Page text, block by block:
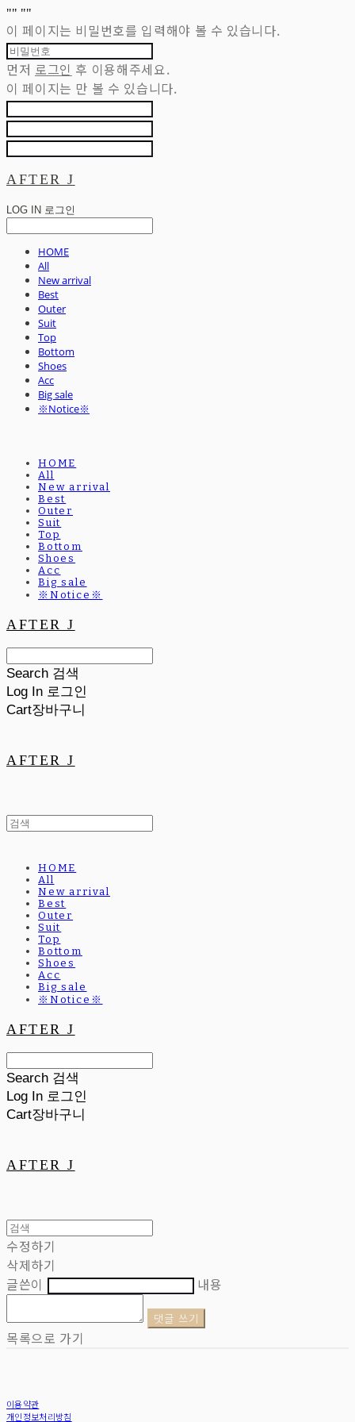
"" ""
이 페이지는 비밀번호를 입력해야 볼 수 있습니다.
먼저 로그인 후 이용해주세요.
이 페이지는 만 볼 수 있습니다.
AFTER J
LOG IN 로그인
HOME
All
New arrival
Best
Outer
Suit
Top
Bottom
Shoes
Acc
Big sale
※Notice※
HOME
All
New arrival
Best
Outer
Suit
Top
Bottom
Shoes
Acc
Big sale
※Notice※
AFTER J
Search 검색
Log In 로그인
Cart장바구니
AFTER J
HOME
All
New arrival
Best
Outer
Suit
Top
Bottom
Shoes
Acc
Big sale
※Notice※
AFTER J
Search 검색
Log In 로그인
Cart장바구니
AFTER J
수정하기
삭제하기
글쓴이
내용
댓글 쓰기
목록으로 가기
이용약관
개인정보처리방침